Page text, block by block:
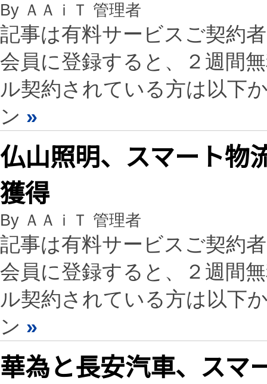
By ＡＡｉＴ 管理者
記事は有料サービスご契約
会員に登録すると、２週間
ル契約されている方は以下
ン »
仏山照明、スマート物
獲得
By ＡＡｉＴ 管理者
記事は有料サービスご契約
会員に登録すると、２週間
ル契約されている方は以下
ン »
華為と長安汽車、スマ